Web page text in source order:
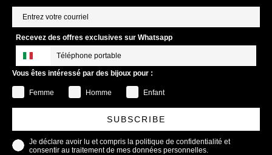
Recevez des offres exclusives sur Whatsapp
Vous êtes intéressé par des bijoux pour :
Femme Homme Enfant
SUBSCRIBE
Je déclare avoir lu et compris la politique de confidentialité et
consentir au traitement de mes données personnelles.